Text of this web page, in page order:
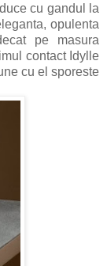
cu gandul la
opulenta
pe masura
contact Idylle
cu el sporeste